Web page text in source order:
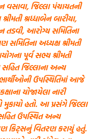
વસાવા, જિલ્લા પંચાયતની
શ્રધ્ધાબેન બારીયા,
તડવી, આરોગ્ય સમિતિના
સમિતિના અધ્યક્ષ શ્રીમતી
પૂર્વ સભ્ય શ્રીમતી
સહિત જિલ્લાના અન્ય
ઉપસ્થિતિમાં આજે
યોજાયેલા નારી
મુકાયો હતો. આ પ્રસંગે જિલ્લા
સહિત ઉપસ્થિત અન્ય
કિટ્સનું વિતરણ કરાયું હતું.